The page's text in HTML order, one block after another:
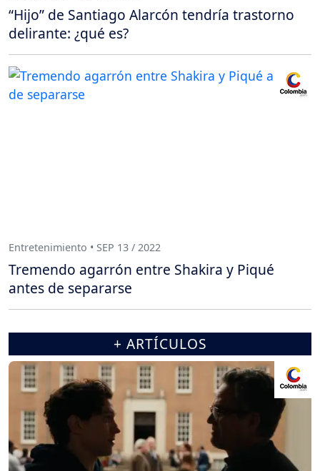
“Hijo” de Santiago Alarcón tendría trastorno
delirante: ¿qué es?
Entretenimiento • SEP 13 / 2022
Tremendo agarrón entre Shakira y Piqué
antes de separarse
+ ARTÍCULOS